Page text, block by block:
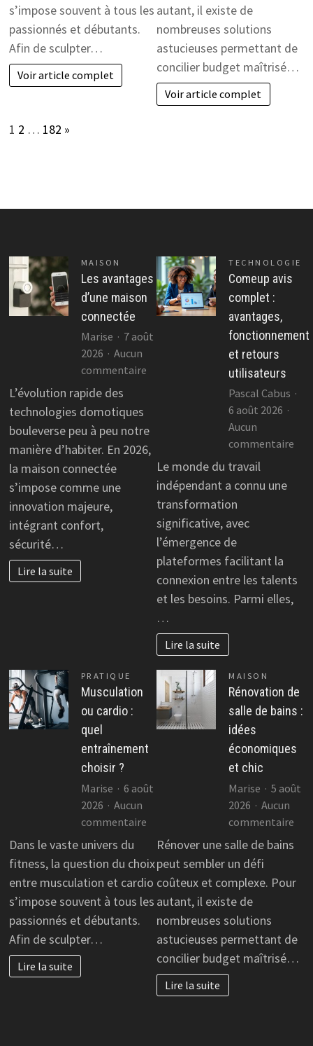
s’impose souvent à tous les
passionnés et débutants.
Afin de sculpter…
Voir article complet
autant, il existe de
nombreuses solutions
astucieuses permettant de
concilier budget maîtrisé…
Voir article complet
Page:
1 2 … 182 Next
»
MAISON
Les avantages
d’une maison
connectée
Marise
7 août
2026
Aucun
commentairesur
maison
connectée
L’évolution rapide des
technologies domotiques
bouleverse peu à peu notre
manière d’habiter. En 2026,
la maison connectée
s’impose comme une
innovation majeure,
intégrant confort,
sécurité…
Lire la suite
TECHNOLOGIE
Comeup avis
complet :
avantages,
fonctionnement
et retours
utilisateurs
Pascal Cabus
6 août 2026
Aucun
commentaire
Le monde du travail
indépendant a connu une
transformation
significative, avec
l’émergence de
plateformes facilitant la
connexion entre les talents
et les besoins. Parmi elles,
…
Lire la suite
PRATIQUE
Musculation
ou cardio :
quel
entraînement
choisir ?
Marise
6 août
2026
Aucun
commentairesur
Musculation
cardio
:
quel
entraînement
choisir
Dans le vaste univers du
fitness, la question du choix
entre musculation et cardio
s’impose souvent à tous les
passionnés et débutants.
Afin de sculpter…
Lire la suite
MAISON
Rénovation de
salle de bains :
idées
économiques
et chic
Marise
5 août
2026
Aucun
commentaire
de
Rénover une salle de bains
peut sembler un défi
coûteux et complexe. Pour
autant, il existe de
nombreuses solutions
astucieuses permettant de
concilier budget maîtrisé…
Lire la suite